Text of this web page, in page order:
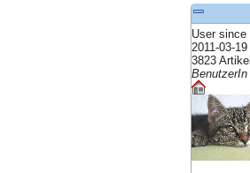
User since
2011-03-19
3823 Artikel
BenutzerIn